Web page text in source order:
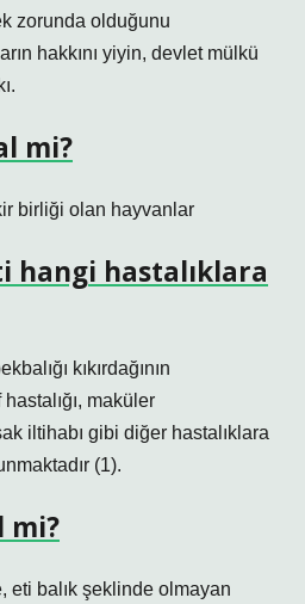
zorunda olduğunu
hakkını yiyin, devlet mülkü
mi?
birliği olan hayvanlar
hangi hastalıklara
kıkırdağının
maküler
iltihabı gibi diğer hastalıklara
(1).
mi?
eti balık şeklinde olmayan